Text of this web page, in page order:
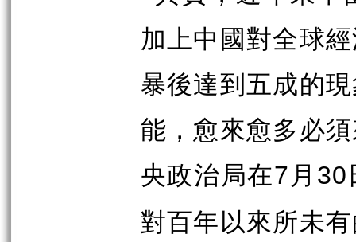
加上中國對全球
暴後達到五成的
能，愈來愈多必
央政治局在7 月 30
對百年以來所未